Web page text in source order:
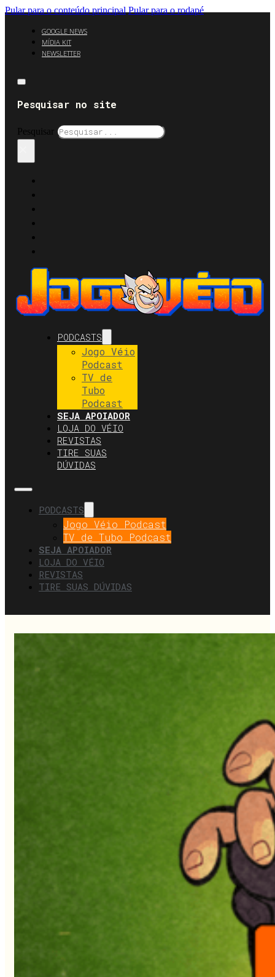
Pular para o conteúdo principal Pular para o rodapé
GOOGLE NEWS
MÍDIA KIT
NEWSLETTER
Pesquisar no site
Pesquisar
PODCASTS
Jogo Véio
Podcast
TV de
Tubo
Podcast
SEJA APOIADOR
LOJA DO VÉIO
REVISTAS
TIRE SUAS
DÚVIDAS
PODCASTS
Jogo Véio Podcast
TV de Tubo Podcast
SEJA APOIADOR
LOJA DO VÉIO
REVISTAS
TIRE SUAS DÚVIDAS